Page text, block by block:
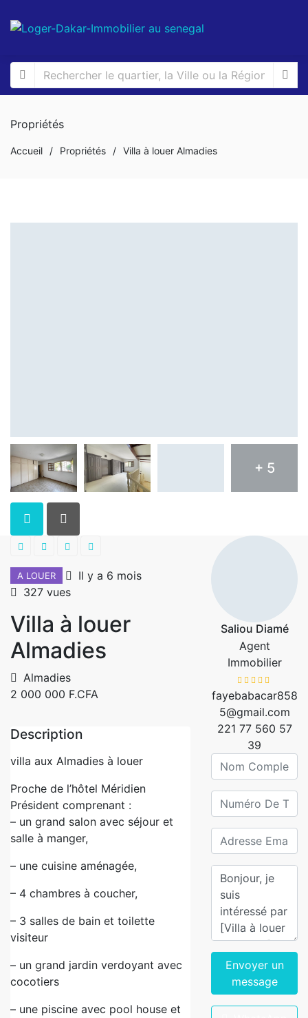
Propriétés
Accueil / Propriétés / Villa à louer Almadies
+ 5
A LOUER
Il y a 6 mois
327 vues
Villa à louer
Almadies
Almadies
2 000 000 F.CFA
Description
villa aux Almadies à louer
Proche de l’hôtel Méridien
Président comprenant :
– un grand salon avec séjour et
salle à manger,
– une cuisine aménagée,
– 4 chambres à coucher,
– 3 salles de bain et toilette
visiteur
– un grand jardin verdoyant avec
cocotiers
– une piscine avec pool house et
Saliou Diamé
Agent
Immobilier
fayebabacar858
5@gmail.com
221 77 560 57
39
Envoyer un
message